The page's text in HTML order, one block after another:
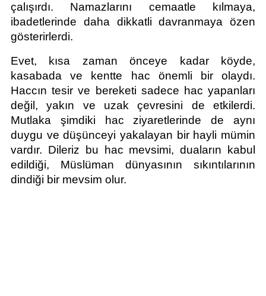
çalışırdı. Namazlarını cemaatle kılmaya,
ibadetlerinde daha dikkatli davranmaya özen
gösterirlerdi.
Evet, kısa zaman önceye kadar köyde,
kasabada ve kentte hac önemli bir olaydı.
Haccın tesir ve bereketi sadece hac yapanları
değil, yakın ve uzak çevresini de etkilerdi.
Mutlaka şimdiki hac ziyaretlerinde de aynı
duygu ve düşünceyi yakalayan bir hayli mümin
vardır. Dileriz bu hac mevsimi, duaların kabul
edildiği, Müslüman dünyasının sıkıntılarının
dindiği bir mevsim olur.